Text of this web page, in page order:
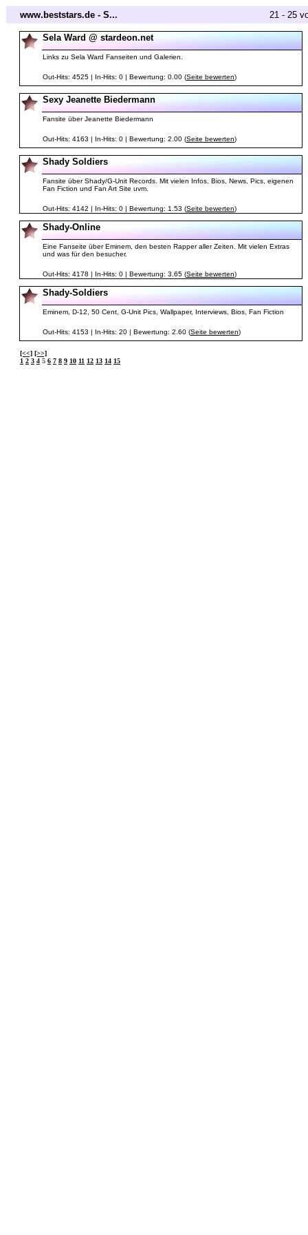
www.beststars.de - S... 21 - 25
Sela Ward @ stardeon.net
Links zu Sela Ward Fanseiten und Galerien.
Out-Hits: 4525 | In-Hits: 0 | Bewertung: 0.00 (Seite bewerten)
Sexy Jeanette Biedermann
Fansite über Jeanette Biedermann
Out-Hits: 4163 | In-Hits: 0 | Bewertung: 2.00 (Seite bewerten)
Shady Soldiers
Fansite über Shady/G-Unit Records. Mit vielen Infos, Bios, News, Pics, eigenen
Fan Fiction und Fan Art Site uvm.
Out-Hits: 4142 | In-Hits: 0 | Bewertung: 1.53 (Seite bewerten)
Shady-Online
Eine Fanseite über Eminem, den besten Rapper aller Zeiten. Mit vielen Extras
und was für den besucher.
Out-Hits: 4178 | In-Hits: 0 | Bewertung: 3.65 (Seite bewerten)
Shady-Soldiers
Eminem, D-12, 50 Cent, G-Unit Pics, Wallpaper, Interviews, Bios, Fan Fiction
Out-Hits: 4153 | In-Hits: 20 | Bewertung: 2.60 (Seite bewerten)
[<<] [>>]
1 2 3 4 5 6 7 8 9 10 11 12 13 14 15